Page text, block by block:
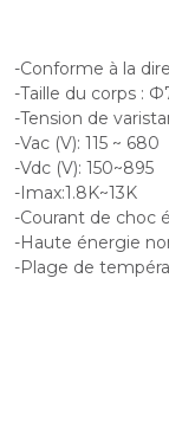
-Conforme à la
-Taille du corps :
-Tension de
-Vac (V): 115 ~ 680
-Vdc (V): 150~895
-Imax:1.8K~13K
-Courant de choc
-Haute énergie
-Plage de